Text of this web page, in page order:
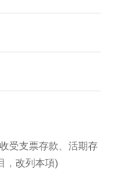
受支票存款、活期存
，改列本項)